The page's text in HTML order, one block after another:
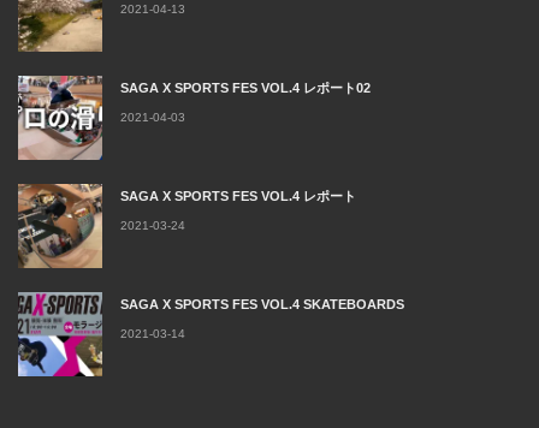
2021-04-13
SAGA X SPORTS FES VOL.4 レポート02
2021-04-03
SAGA X SPORTS FES VOL.4 レポート
2021-03-24
SAGA X SPORTS FES VOL.4 SKATEBOARDS
2021-03-14